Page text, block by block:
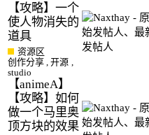
【攻略】一个
使人物消失的
道具
资源区
创作分享 ,开源
studio
【animeA】
【攻略】如何
做一个马里奥
顶方块的效果